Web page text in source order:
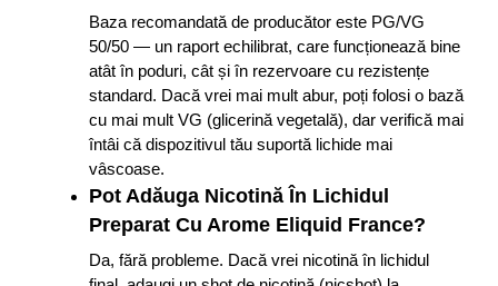
Baza recomandată de producător este PG/VG
50/50 — un raport echilibrat, care funcționează bine
atât în poduri, cât și în rezervoare cu rezistențe
standard. Dacă vrei mai mult abur, poți folosi o bază
cu mai mult VG (glicerină vegetală), dar verifică mai
întâi că dispozitivul tău suportă lichide mai
vâscoase.
Pot Adăuga Nicotină În Lichidul
Preparat Cu Arome Eliquid France?
Da, fără probleme. Dacă vrei nicotină în lichidul